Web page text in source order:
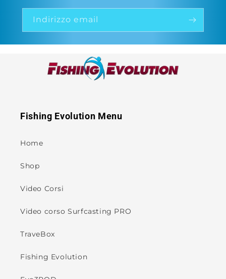
Indirizzo email
Fishing Evolution Menu
Home
Shop
Video Corsi
Video corso Surfcasting PRO
TraveBox
Fishing Evolution